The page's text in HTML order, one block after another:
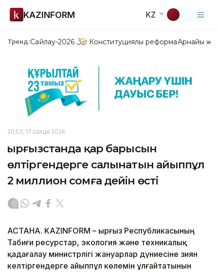
KAZINFORM KZ
Тренд:Сайлау-2026 Конституциялық реформаАрнайы
20:53, 17 Шілде 2024
Қырғызстанда қар барысын
өлтіргендерге салынатын айыппұл
2 миллион сомға дейін өсті
АСТАНА. KAZINFORM – Қырғыз Республикасының
Табиғи ресурстар, экология және техникалық
қадағалау министрлігі жануарлар дүниесіне зиян
келтіргендерге айыппұл көлемін ұлғайтатынын